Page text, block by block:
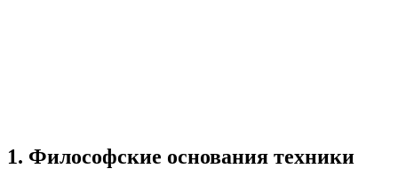
1. Философские основания техники